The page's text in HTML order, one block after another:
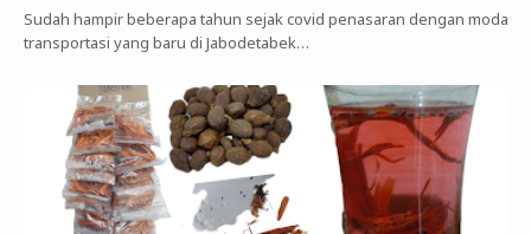
Sudah hampir beberapa tahun sejak covid penasaran dengan moda
transportasi yang baru di Jabodetabek…